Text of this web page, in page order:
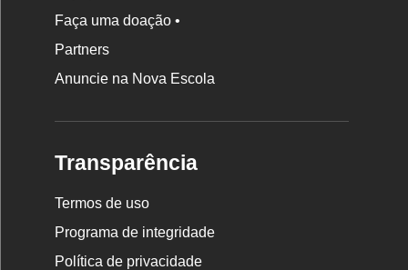
Faça uma doação •
Partners
Anuncie na Nova Escola
Transparência
Termos de uso
Programa de integridade
Política de privacidade